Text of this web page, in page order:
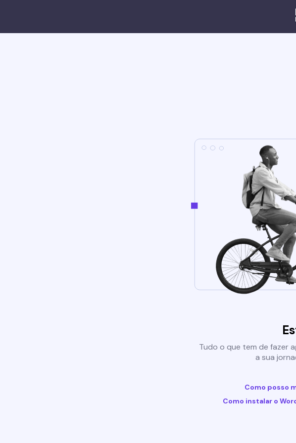
Tudo o que tem de fazer
a sua
Como posso
Como instalar o